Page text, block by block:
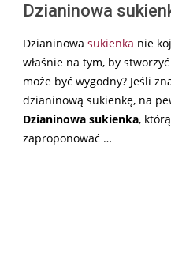
Dzianinowa
Dzianinowa sukienka nie
właśnie na tym, by stworzyć
może być wygodny? Jeśli
dzianinową sukienkę, na
Dzianinowa sukienka,
zaproponować …